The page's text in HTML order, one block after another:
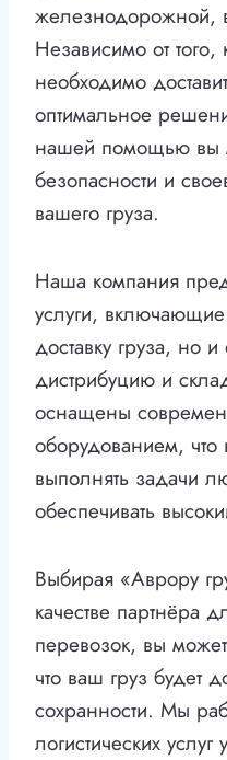
железнодорожной,
Независимо от того,
необходимо
оптимальное
нашей помощью вы
безопасности и
вашего груза.
Наша компания
услуги,
доставку груза, но и
дистрибуцию и
оснащены
оборудованием, что
выполнять задачи
обеспечивать
Выбирая «Аврору
качестве партнёра
перевозок, вы
что ваш груз будет
сохранности. Мы
логистических